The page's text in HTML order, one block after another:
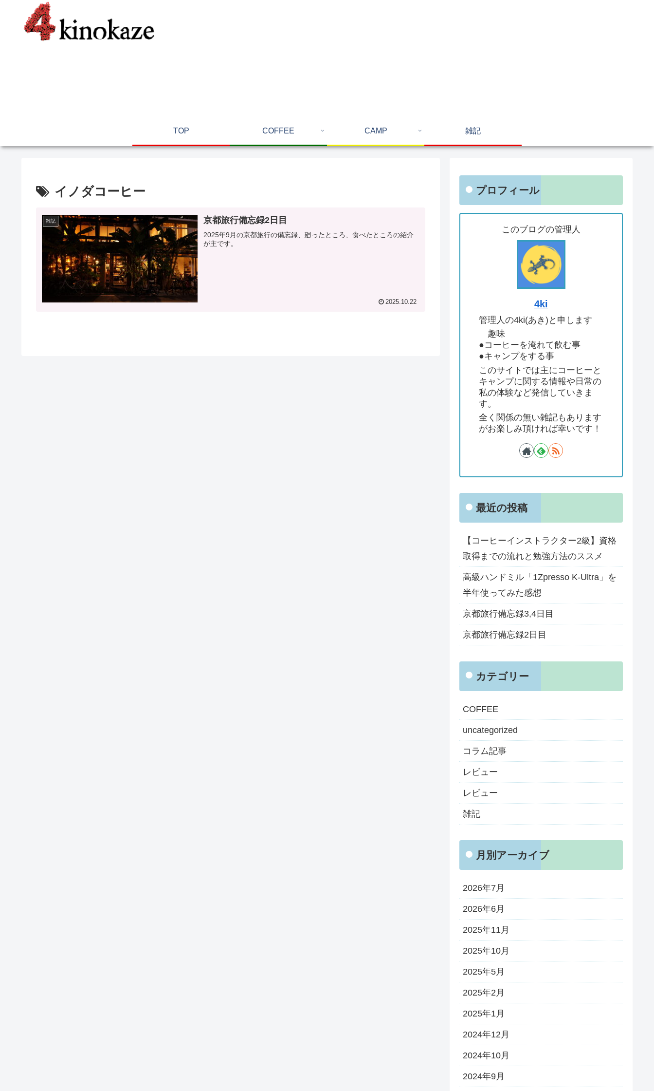
TOP COFFEE CAMP 雑記
イノダコーヒー
雑記 京都旅行備忘録2日目
2025年9月の京都旅行の備忘録、廻ったところ、食べたところの紹介
が主です。
2025.10.22
プロフィール
このブログの管理人
4ki
管理人の4ki(あき)と申します
趣味
●コーヒーを淹れて飲む事
●キャンプをする事
このサイトでは主にコーヒーと
キャンプに関する情報や日常の
私の体験など発信していきま
す。
全く関係の無い雑記もあります
がお楽しみ頂ければ幸いです！
最近の投稿
【コーヒーインストラクター2級】資格
取得までの流れと勉強方法のススメ
高級ハンドミル「1Zpresso K-Ultra」を
半年使ってみた感想
京都旅行備忘録3,4日目
京都旅行備忘録2日目
カテゴリー
COFFEE
uncategorized
コラム記事
レビュー
レビュー
雑記
月別アーカイブ
2026年7月
2026年6月
2025年11月
2025年10月
2025年5月
2025年2月
2025年1月
2024年12月
2024年10月
2024年9月